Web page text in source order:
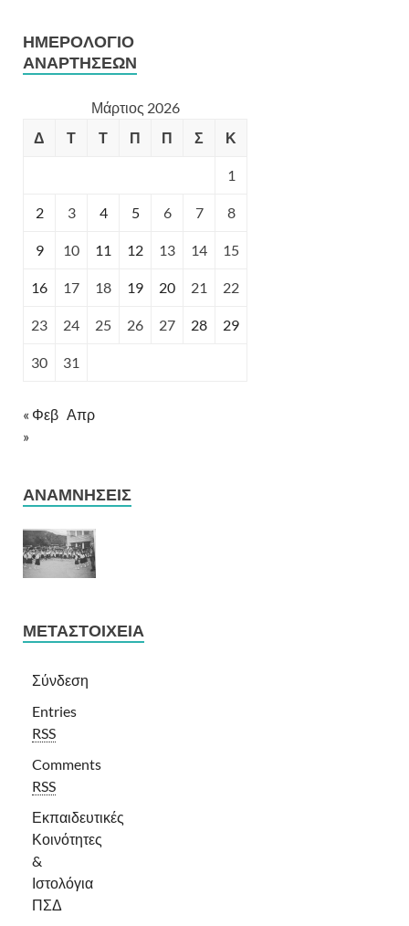
ΗΜΕΡΟΛΌΓΙΟ
ΑΝΑΡΤΉΣΕΩΝ
Μάρτιος 2026
Δ
Τ Τ Π Π Σ Κ
1
2 3 4 5 6 7 8
9 10 11 12 13 14 15
16 17 18 19 20 21 22
23 24 25 26 27 28 29
30 31
« Φεβ Απρ
»
ΑΝΑΜΝΉΣΕΙΣ
ΜΕΤΑΣΤΟΙΧΕΊΑ
Σύνδεση
Entries
RSS
Comments
RSS
Εκπαιδευτικές
Κοινότητες
&
Ιστολόγια
ΠΣΔ